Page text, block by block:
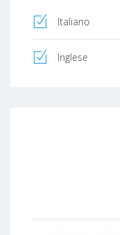
Italiano
Inglese